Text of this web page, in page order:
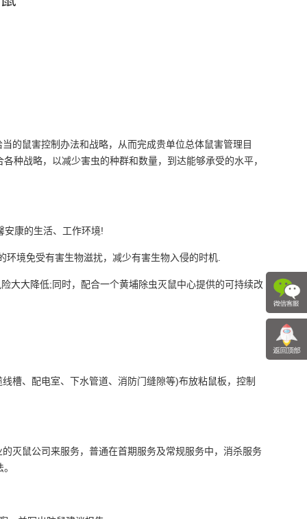
的鼠害控制办法和战略，从而完成贵单位总体鼠害管理目
种战略，以减少害虫的种群和数量，到达能够承受的水平，
康的生活、工作环境!
境免受有害生物滋扰，减少有害生物入侵的时机.
大大降低;同时，配合一个黄埔除虫灭鼠中心提供的可持续改
槽、配电室、下水管道、消防门缝隙等)布放粘鼠板，控制
灭鼠公司来服务，普通在首期服务及常规服务中，消杀服务